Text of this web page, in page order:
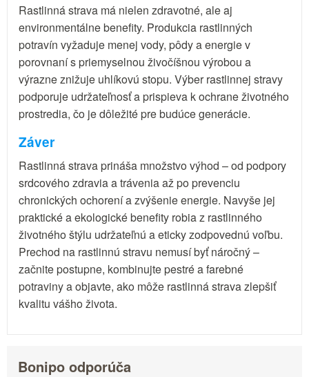
Rastlinná strava má nielen zdravotné, ale aj
environmentálne benefity. Produkcia rastlinných
potravín vyžaduje menej vody, pôdy a energie v
porovnaní s priemyselnou živočíšnou výrobou a
výrazne znižuje uhlíkovú stopu. Výber rastlinnej stravy
podporuje udržateľnosť a prispieva k ochrane životného
prostredia, čo je dôležité pre budúce generácie.
Záver
Rastlinná strava prináša množstvo výhod – od podpory
srdcového zdravia a trávenia až po prevenciu
chronických ochorení a zvýšenie energie. Navyše jej
praktické a ekologické benefity robia z rastlinného
životného štýlu udržateľnú a eticky zodpovednú voľbu.
Prechod na rastlinnú stravu nemusí byť náročný –
začnite postupne, kombinujte pestré a farebné
potraviny a objavte, ako môže rastlinná strava zlepšiť
kvalitu vášho života.
Bonipo odporúča